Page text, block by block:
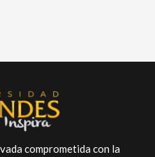
comprometida con la